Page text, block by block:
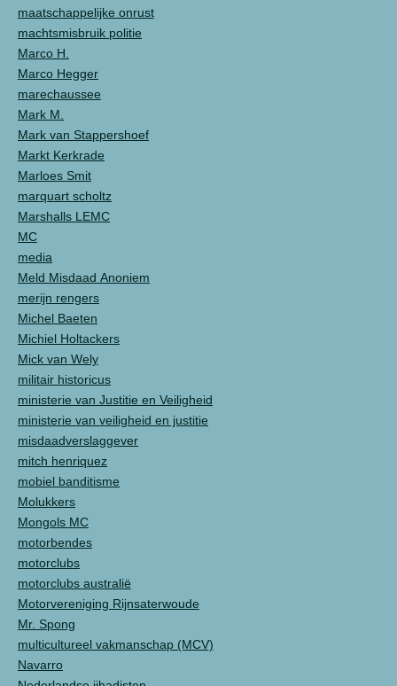
maatschappelijke onrust
machtsmisbruik politie
Marco H.
Marco Hegger
marechaussee
Mark M.
Mark van Stappershoef
Markt Kerkrade
Marloes Smit
marquart scholtz
Marshalls LEMC
MC
media
Meld Misdaad Anoniem
merijn rengers
Michel Baeten
Michiel Holtackers
Mick van Wely
militair historicus
ministerie van Justitie en Veiligheid
ministerie van veiligheid en justitie
misdaadverslaggever
mitch henriquez
mobiel banditisme
Molukkers
Mongols MC
motorbendes
motorclubs
motorclubs australië
Motorvereniging Rijnsaterwoude
Mr. Spong
multicultureel vakmanschap (MCV)
Navarro